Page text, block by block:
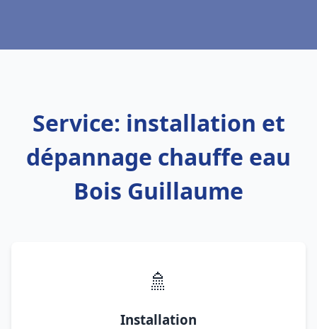
Service: installation et
dépannage chauffe eau
Bois Guillaume
🚿
Installation